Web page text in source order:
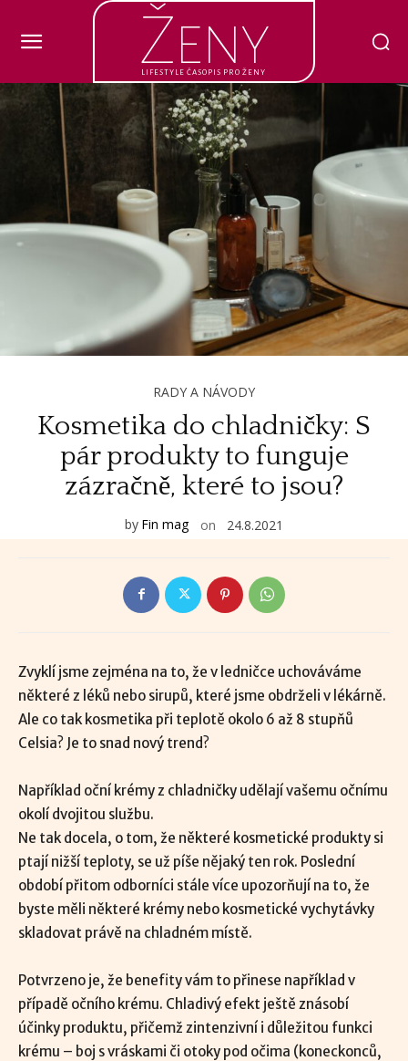
Ženy
LIFESTYLE ČASOPIS PRO ŽENY
RADY A NÁVODY
Kosmetika do chladničky: S
pár produkty to funguje
zázračně, které to jsou?
by Fin mag on 24.8.2021
Zvyklí jsme zejména na to, že v ledničce uchováváme
některé z léků nebo sirupů, které jsme obdrželi v lékárně.
Ale co tak kosmetika při teplotě okolo 6 až 8 stupňů
Celsia? Je to snad nový trend?
Například oční krémy z chladničky udělají vašemu očnímu
okolí dvojitou službu.
Ne tak docela, o tom, že některé kosmetické produkty si
ptají nižší teploty, se už píše nějaký ten rok. Poslední
období přitom odborníci stále více upozorňují na to, že
byste měli některé krémy nebo kosmetické vychytávky
skladovat právě na chladném místě.
Potvrzeno je, že benefity vám to přinese například v
případě očního krému. Chladivý efekt ještě znásobí
účinky produktu, přičemž zintenzivní i důležitou funkci
krému – boj s vráskami či otoky pod očima (koneckonců,